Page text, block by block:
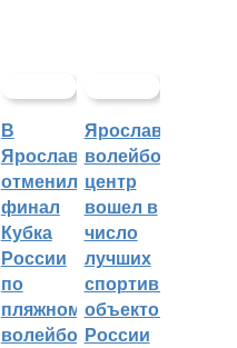
В
Ярославле
отменили
финал
Кубка
России
по
пляжному
волейболу
Ярославский
волейбольный
центр
вошел в
число
лучших
спортивных
объектов
России